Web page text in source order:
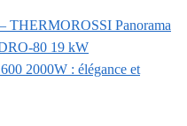
THERMOROSSI Panorama
80 19 kW
2000W : élégance et